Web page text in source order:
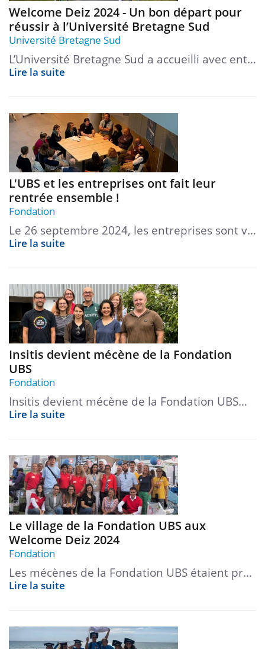
Welcome Deiz 2024 - Un bon départ pour
réussir à l’Université Bretagne Sud
Université Bretagne Sud
L’Université Bretagne Sud a accueilli avec ent…
Lire la suite
L'UBS et les entreprises ont fait leur
rentrée ensemble !
Fondation
Le 26 septembre 2024, les entreprises sont v…
Lire la suite
Insitis devient mécène de la Fondation
UBS
Fondation
Insitis devient mécène de la Fondation UBS…
Lire la suite
Le village de la Fondation UBS aux
Welcome Deiz 2024
Fondation
Les mécènes de la Fondation UBS étaient pr…
Lire la suite